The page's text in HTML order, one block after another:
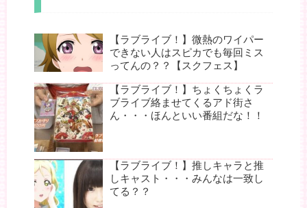
【ラブライブ！】微熱のワイパー
できない人はスピカでも毎回ミス
ってんの？？【スクフェス】
【ラブライブ！】ちょくちょくラ
ブライブ絡ませてくるアド街さ
ん・・・ほんといい番組だな！！
【ラブライブ！】推しキャラと推
しキャスト・・・みんなは一致し
てる？？